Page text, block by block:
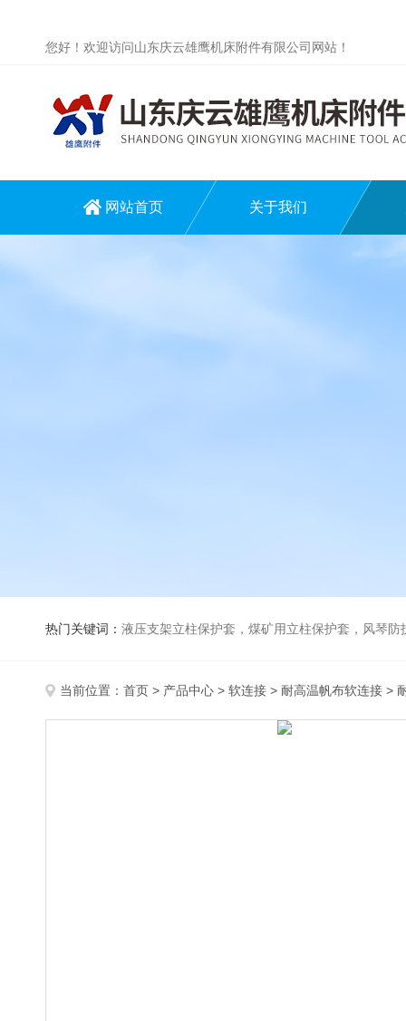
您好！欢迎访问山东庆云雄鹰机床附件有限公司网站！
网站首页 关于我们
热门关键词： 液压支架立柱保护套，煤矿用立柱保护套，风琴
当前位置： 首页 > 产品中心 > 软连接 > 耐高温帆布软连接 >